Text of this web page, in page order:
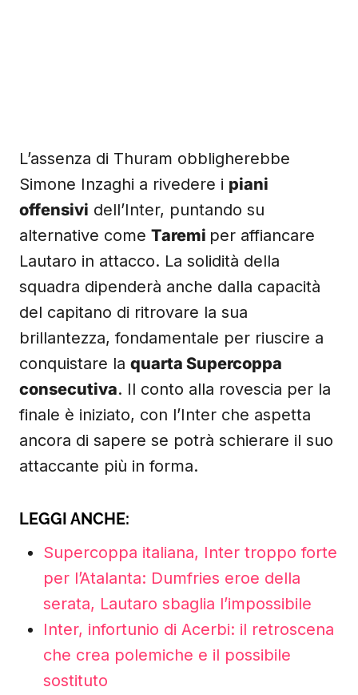
L’assenza di Thuram obbligherebbe
Simone Inzaghi a rivedere i piani
offensivi dell’Inter, puntando su
alternative come Taremi per affiancare
Lautaro in attacco. La solidità della
squadra dipenderà anche dalla capacità
del capitano di ritrovare la sua
brillantezza, fondamentale per riuscire a
conquistare la quarta Supercoppa
consecutiva. Il conto alla rovescia per la
finale è iniziato, con l’Inter che aspetta
ancora di sapere se potrà schierare il suo
attaccante più in forma.
LEGGI ANCHE:
Supercoppa italiana, Inter troppo forte
per l’Atalanta: Dumfries eroe della
serata, Lautaro sbaglia l’impossibile
Inter, infortunio di Acerbi: il retroscena
che crea polemiche e il possibile
sostituto